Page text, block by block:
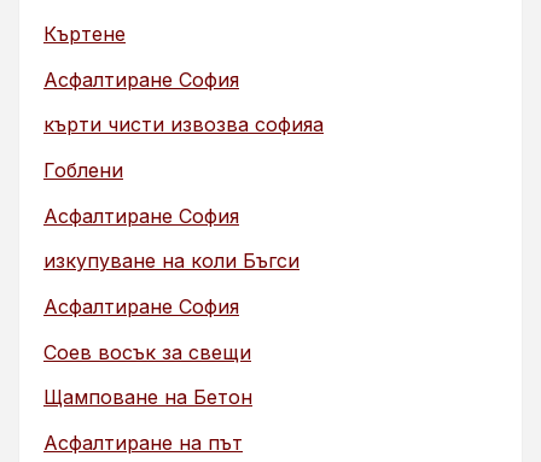
Къртене
Асфалтиране София
кърти чисти извозва софияа
Гоблени
Асфалтиране София
изкупуване на коли Бъгси
Асфалтиране София
Соев восък за свещи
Щамповане на Бетон
Асфалтиране на път